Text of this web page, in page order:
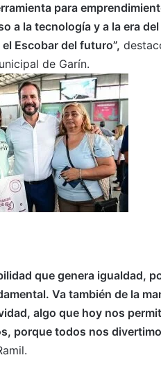
para
a la tecnología y a la era
Escobar del futuro”,
de Garín.
que genera igualdad,
Va también de la
algo que hoy nos
porque todos nos